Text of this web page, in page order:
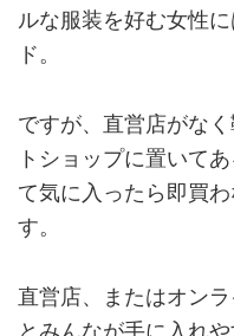
ルな服装を好む女性
ド。
ですが、直営店がな
トショップに置いて
て気に入ったら即買
す。
直営店、またはオン